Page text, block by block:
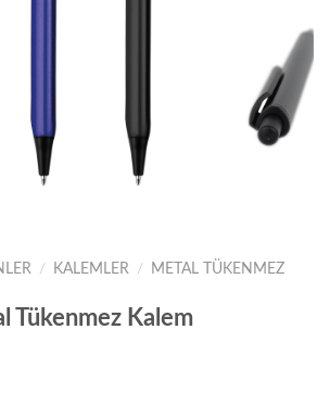
/ KALEMLER /
METAL TÜKENMEZ
Tükenmez Kalem